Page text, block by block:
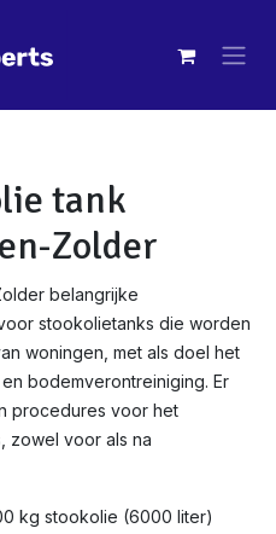
tank
Zolder
belangrijke
stookolietanks die worden
woningen, met als doel het
bodemverontreiniging. Er
procedures voor het
zowel voor als na
kg stookolie (6000 liter)